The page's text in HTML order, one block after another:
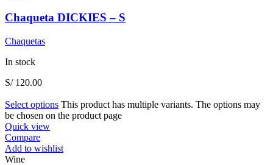
Chaqueta DICKIES – S
Chaquetas
In stock
S/120.00
Select options This product has multiple variants. The options may
be chosen on the product page
Quick view
Compare
Add to wishlist
Wine